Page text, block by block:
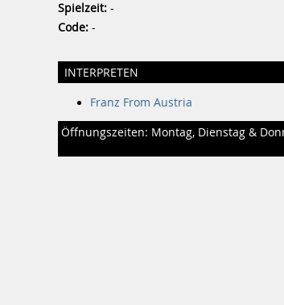
Spielzeit: -
Code: -
INTERPRETEN
Franz From Austria
Öffnungszeiten: Montag, Dienstag &